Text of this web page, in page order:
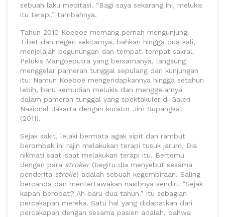
sebuah laku meditasi. “Bagi saya sekarang ini, melukis
itu terapi,” tambahnya.
Tahun 2010 Koeboe memang pernah mengunjungi
Tibet dan negeri sekitarnya, bahkan hingga dua kali,
menjelajah pegunungan dan tempat-tempat sakral.
Pelukis Mangoeputra yang bersamanya, langsung
menggelar pameran tunggal sepulang dari kunjungan
itu. Namun Koeboe mengendapkannya hingga setahun
lebih, baru kemudian melukis dan menggelarnya
dalam pameran tunggal yang spektakuler di Galeri
Nasional Jakarta dengan kurator Jim Supangkat
(2011).
Sejak sakit, lelaki bermata agak sipit dan rambut
berombak ini rajin melakukan terapi tusuk jarum. Dia
nikmati saat-saat melakukan terapi itu. Bertemu
dengan para stroker (begitu dia menyebut sesama
penderita stroke) adalah sebuah kegembiraan. Saling
bercanda dan mentertawakan nasibnya sendiri. “Sejak
kapan berobat? Ah baru dua tahun.” Itu sebagian
percakapan mereka. Satu hal yang didapatkan dari
percakapan dengan sesama pasien adalah, bahwa